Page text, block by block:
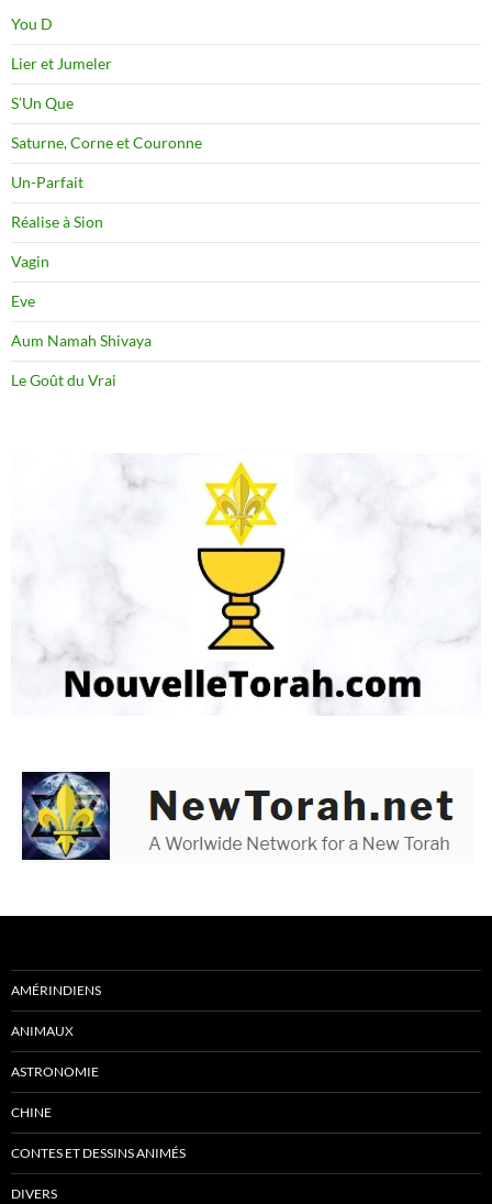
You D
Lier et Jumeler
S’Un Que
Saturne, Corne et Couronne
Un-Parfait
Réalise à Sion
Vagin
Eve
Aum Namah Shivaya
Le Goût du Vrai
AMÉRINDIENS
ANIMAUX
ASTRONOMIE
CHINE
CONTES ET DESSINS ANIMÉS
DIVERS